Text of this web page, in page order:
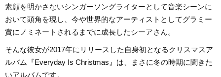
素顔を明かさないシンガーソングライターとして音楽シーンに
おいて頭角を現し、今や世界的なアーティストとしてグラミー
賞にノミネートされるまでに成長したシーアさん。
そんな彼女が2017年にリリースした自身初となるクリスマスア
ルバム『Everyday Is Christmas』は、まさに冬の時期に聞きた
いアルバムです。